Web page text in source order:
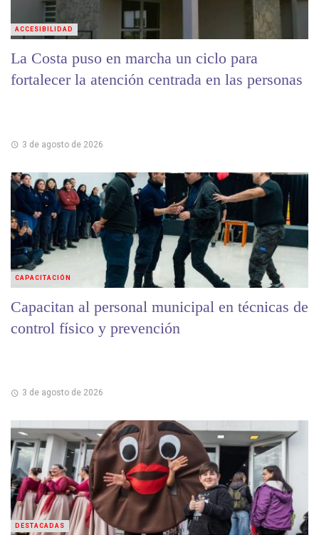
La Costa puso en marcha un ciclo para
fortalecer la atención centrada en las personas
3 de agosto de 2026
ACCESIBILIDAD
Capacitan al personal municipal en técnicas de
control físico y prevención
3 de agosto de 2026
CAPACITACIÓN
DESTACADAS